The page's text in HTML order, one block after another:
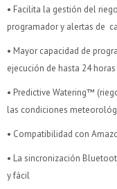
• Facilita la gestión del
programador y alertas de
• Mayor capacidad de
ejecución de hasta 24 horas
• Predictive Watering™
las condiciones
• Compatibilidad con
• La sincronización
y fácil